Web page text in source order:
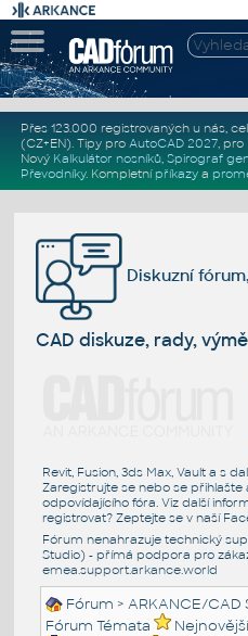
Přes 123.000 registrovaných u nás,
(CZ+EN). Tipy pro AutoCAD 2027, pro
Nový Kalkulátor nosníků, Spirograf
Převodníky. Kompletní příkazya
Diskuzní
CAD diskuze, rady,
Revit, Fusion, 3ds Max, Vault a s
Zaregistrujte se nebo se
odpovídajícího fóra. Viz další
registrovat? Zeptejte se v naší
Fórum nenahrazuje technický
Studio) - přímá podpora pro
emea.support.arkance.world
Fórum >ARKANCE/CAD
Fórum Témata